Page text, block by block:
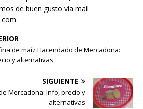
de buen gusto vía mail
de maíz Hacendado de Mercadona:
y alternativas
SIGUIENTE
Mercadona: Info, precio y
alternativas